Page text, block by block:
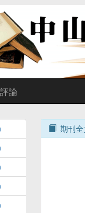
論
期刊